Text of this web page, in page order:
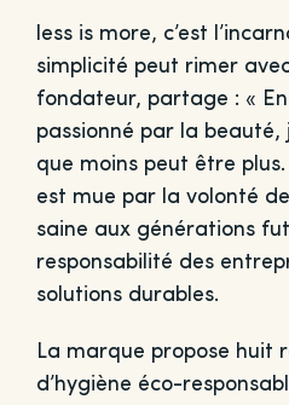
less is more, c’est
simplicité peut rimer
fondateur, partage : «
passionné par la
que moins peut être
est mue par la volonté
saine aux générations
responsabilité des
solutions durables.
La marque propose huit
d’hygiène éco-